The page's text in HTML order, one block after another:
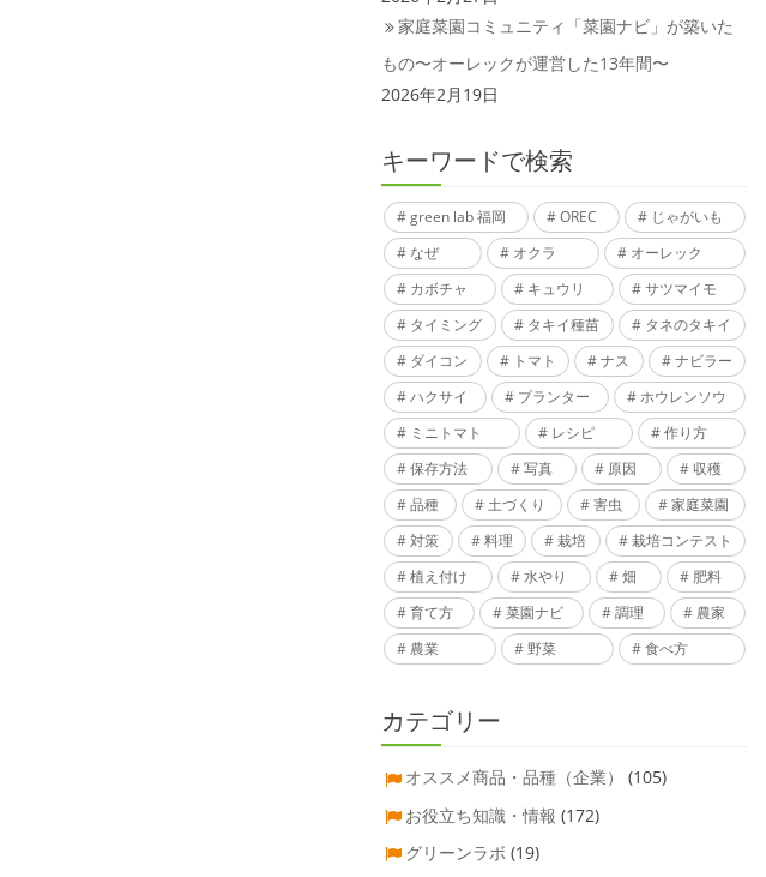
家庭菜園コミュニティ「菜園ナビ」が築いた
もの〜オーレックが運営した13年間〜
2026年2月19日
キーワードで検索
green lab 福岡 OREC
じゃがいも
なぜ
オクラ
オーレック
カボチャ
キュウリ
サツマイモ
タイミング
タキイ種苗
タネのタキイ
ダイコン
トマト ナス
ナビラー
ハクサイ
プランター
ホウレンソウ
ミニトマト
レシピ
作り方
保存方法
写真 原因
収穫
品種
土づくり 害虫
家庭菜園
対策
料理 栽培
栽培コンテスト
植え付け
水やり 畑
肥料
育て方
菜園ナビ 調理
農家
農業
野菜 食べ方
カテゴリー
オススメ商品・品種（企業）
(105)
お役立ち知識・情報 (172)
グリーンラボ (19)